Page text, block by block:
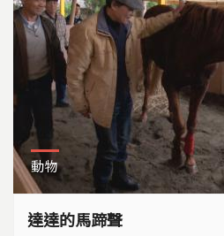
動物
達達的馬蹄聲